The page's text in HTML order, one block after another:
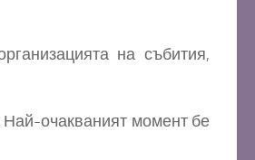
на събития,
очакваният момент бе